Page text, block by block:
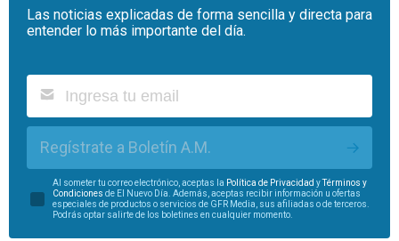
Las noticias explicadas de forma sencilla y directa para
entender lo más importante del día.
Regístrate a Boletín A.M.
Al someter tu correo electrónico, aceptas la Política de Privacidad yTérminos y
Condiciones de El Nuevo Día. Además, aceptas recibir información u ofertas
especiales de productos o servicios de GFR Media, sus afiliadas o de terceros.
Podrás optar salirte de los boletines en cualquier momento.